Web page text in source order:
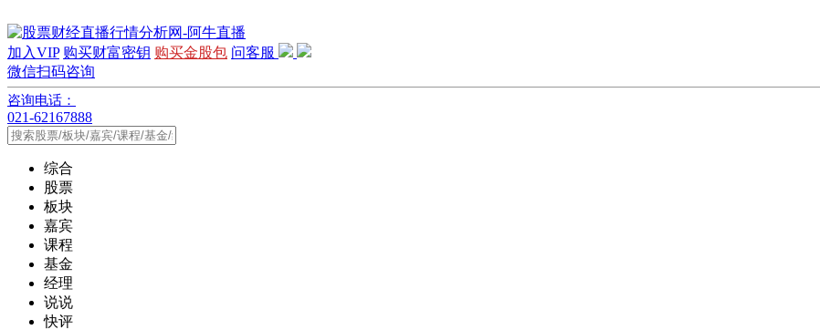
加入VIP 购买财富密钥 购买金股包 问客服
微信扫码咨询
咨询电话：
021-62167888
综合
股票
板块
嘉宾
课程
基金
经理
说说
快评